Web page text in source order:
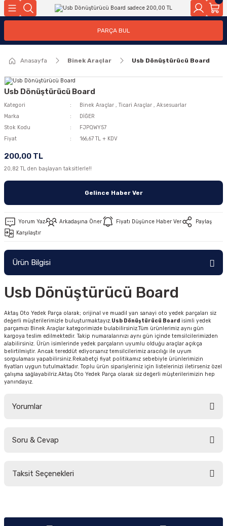
Geri Dön
Geri Dön
PARÇA BUL
Anasayfa Binek Araçlar Usb Dönüştürücü Board
Usb Dönüştürücü Board
Kategori Binek Araçlar , Ticari Araçlar , Aksesuarlar
Marka
DİĞER
Stok Kodu
FJPQWY57
Fiyat
166,67 TL + KDV
200,00 TL
20,82 TL den başlayan taksitlerle!!
Gelince Haber Ver
Yorum Yaz Arkadaşına Öner Fiyatı Düşünce Haber Ver
Paylaş
Karşılaştır
Ürün Bilgisi
Usb Dönüştürücü Board
Aktaş Oto Yedek Parça olarak; orijinal ve muadil yan sanayi oto yedek parçaları siz
değerli müşterilerimizle buluşturmaktayız.Usb Dönüştürücü Board isimli yedek
parçamızı Binek Araçlar kategorimizde bulabilirsiniz.Tüm ürünlerimiz aynı gün
kargoya teslim edilmektedir. Takip numaralarınızı aynı gün içinde temsilcilerimizden
alabilirsiniz. Ürün isimlerinde yedek parçaların uyumlu olduğu araçlar açıkça
belirtilmiştir. Ancak tereddüt ediyorsanız temsilcilerimiz aracılığı ile uyum
sorgulaması yapabilirsiniz.Rekabetçi fiyat politikamız sebebiyle ürünlerimizin
fiyatları uygun tutulmaktadır. Toplu ürün siparişleriniz için listelerinizi iletirseniz özel
çalışma sağlayabilriz.Aktaş Oto Yedek Parça olarak siz değerli müşterilerimizin hep
yanındayız.
Yorumlar
Soru & Cevap
Taksit Seçenekleri